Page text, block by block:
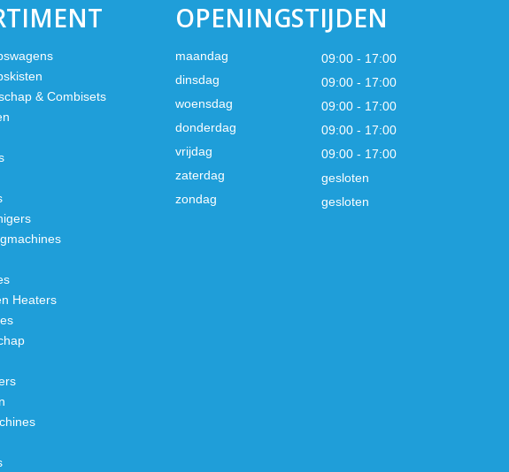
& Combisets
Heaters
OPENINGSTIJDEN
maandag
09:00 - 17:00
dinsdag
09:00 - 17:00
woensdag
09:00 - 17:00
donderdag
09:00 - 17:00
vrijdag
09:00 - 17:00
zaterdag
gesloten
zondag
gesloten